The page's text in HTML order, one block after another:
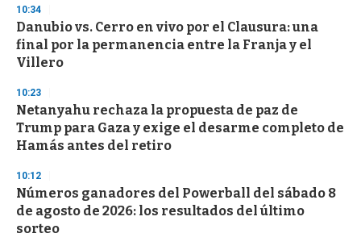
s
e
c
o
n
10:34
Danubio vs. Cerro en vivo por el Clausura: una
final por la permanencia entre la Franja y el
Villero
10:23
Netanyahu rechaza la propuesta de paz de
Trump para Gaza y exige el desarme completo de
Hamás antes del retiro
10:12
Números ganadores del Powerball del sábado 8
de agosto de 2026: los resultados del último
sorteo